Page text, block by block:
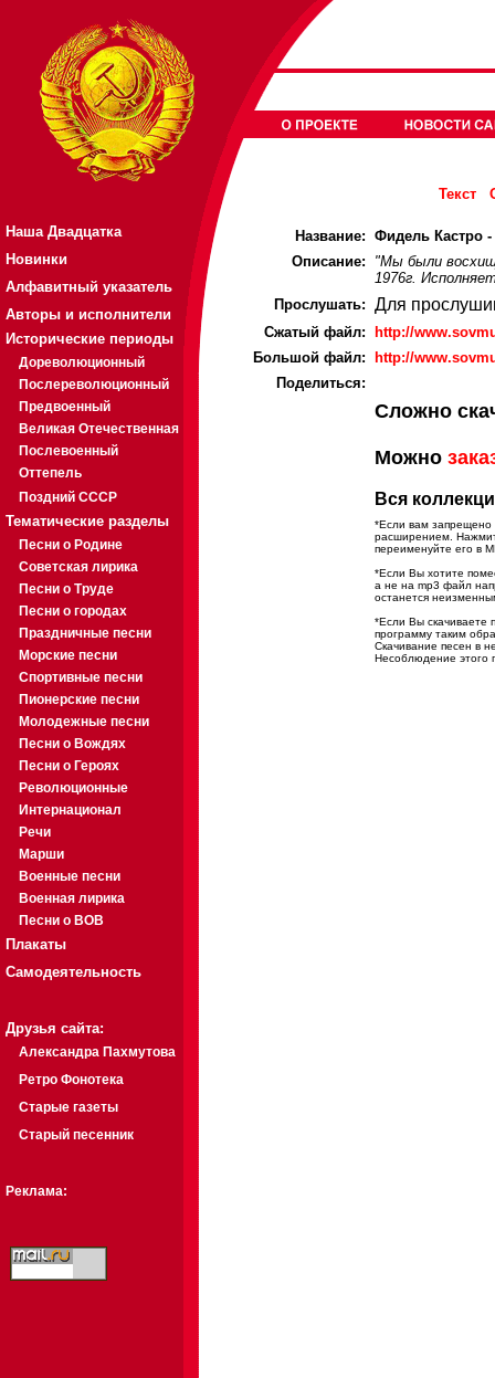
Наша Двадцатка
Новинки
Алфавитный указатель
Авторы и исполнители
Исторические периоды
Дореволюционный
Послереволюционный
Предвоенный
Великая Отечественная
Послевоенный
Оттепель
Поздний СССР
Тематические разделы
Песни о Родине
Советская лирика
Песни о Труде
Песни о городах
Праздничные песни
Морские песни
Спортивные песни
Пионерские песни
Молодежные песни
Песни о Вождях
Песни о Героях
Революционные
Интернационал
Речи
Марши
Военные песни
Военная лирика
Песни о ВОВ
Плакаты
Самодеятельность
Друзья сайта:
Александра Пахмутова
Ретро Фонотека
Старые газеты
Старый песенник
Реклама:
Текст
Название: Фидель Кастро
Описание:
"Мы были
1976г.
Прослушать: Для
Cжатый файл:
http://
Большой файл:
http://
Поделиться:
Сложно
Можно
Вся
*Если вам запрещено
расширением.
переименуйте его в
*Если Вы хотите
а не на mp3 файл
останется
*Если Вы скачиваете
программу таким
Скачивание песен в
Несоблюдение этого